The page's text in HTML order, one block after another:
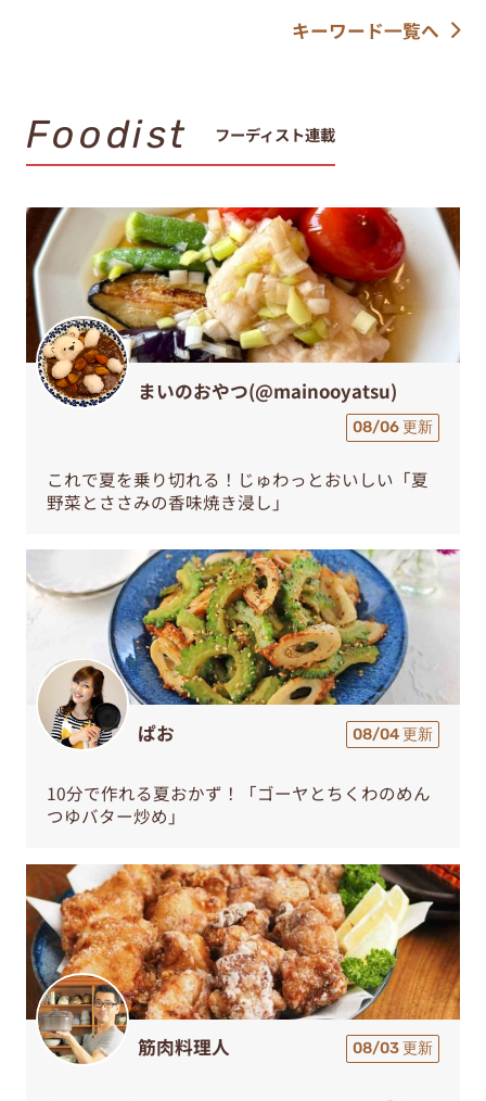
キーワード一覧へ
Foodist フーディスト連載
まいのおやつ(@mainooyatsu)
08/06 更新
これで夏を乗り切れる！じゅわっとおいしい「夏
野菜とささみの香味焼き浸し」
ぱお 08/04 更新
10分で作れる夏おかず！「ゴーヤとちくわのめん
つゆバター炒め」
筋肉料理人 08/03 更新